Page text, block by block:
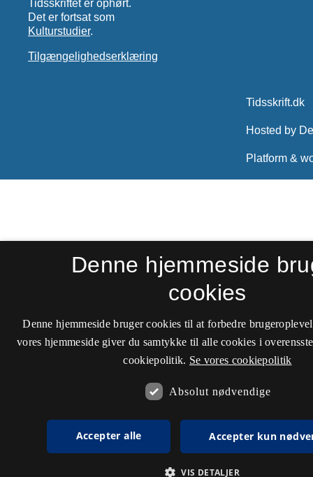
Tidsskriftet er ophørt.
Det er fortsat som
Kulturstudier.
Tilgængelighedserklæring
Denne hjemmeside
cookies
Denne hjemmeside bruger cookies til at forbedre
vores hjemmeside giver du samtykke til alle cookies i
cookiepolitik. Se vores cookiepolitik
Absolut nødvendige
Accepter alle Accepter kun
VIS DETALJER